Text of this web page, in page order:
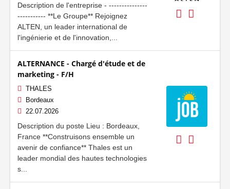
Description de l'entreprise - ---------------
----------- **Le Groupe** Rejoignez
ALTEN, un leader international de
l'ingénierie et de l'innovation,...
ALTERNANCE - Chargé d'étude et de
marketing - F/H
THALES
Bordeaux
22.07.2026
Description du poste Lieu : Bordeaux,
France **Construisons ensemble un
avenir de confiance** Thales est un
leader mondial des hautes technologies
s...